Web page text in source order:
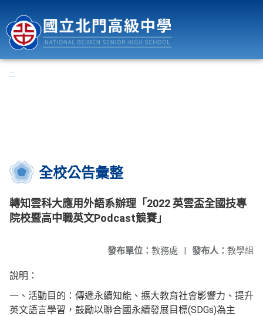
:::
全校公告彙整
轉知雲科大應用外語系辦理「2022 英雲盃全國技專
院校暨高中職英文Podcast競賽」
發布人： 教學組
發布單位： 教務處 |
說明：
一、活動目的：傳遞永續知能、擴大教育社會影響力、提升
英文語言學習，鼓勵以聯合國永續發展目標(SDGs)為主